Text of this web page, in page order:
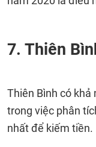
7. Thiên
Thiên Bình có
trong việc phân
nhất để kiếm tiền.